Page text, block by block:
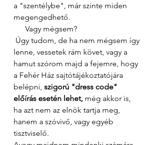
a "szentélybe", már szinte miden
megengedhető.
      Vagy mégsem?
lenne, vessetek rám követ, vagy a
hamut szórom majd a fejemre, hogy
a Fehér Ház sajtótájékoztatójára
belépni, szigorú "dress code"
előírás esetén lehet, még akkor is,
ha azt nem az elnök tartja meg,
hanem a szóvivő, vagy egyéb
tisztviselő.